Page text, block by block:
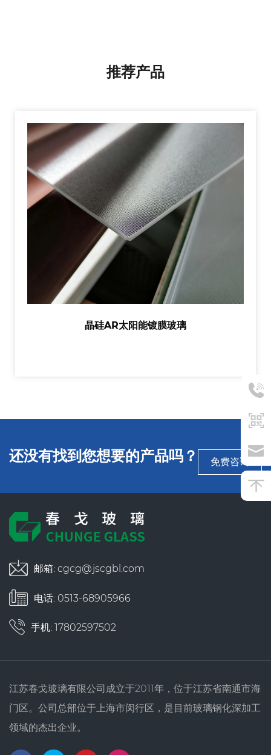
推荐产品
晶硅AR太阳能镀膜玻璃
还没有找到您想要的产品吗？ 免费咨询
邮箱: cgcg@jscgbl.com
电话: 0513-68905966
手机: 17802597502
江苏春戈玻璃有限公司成立于2011年，位于江苏省南通市海
门区。公司总部位于上海市闵行区，是目前玻璃钢化深加工
领域的杰出企业。